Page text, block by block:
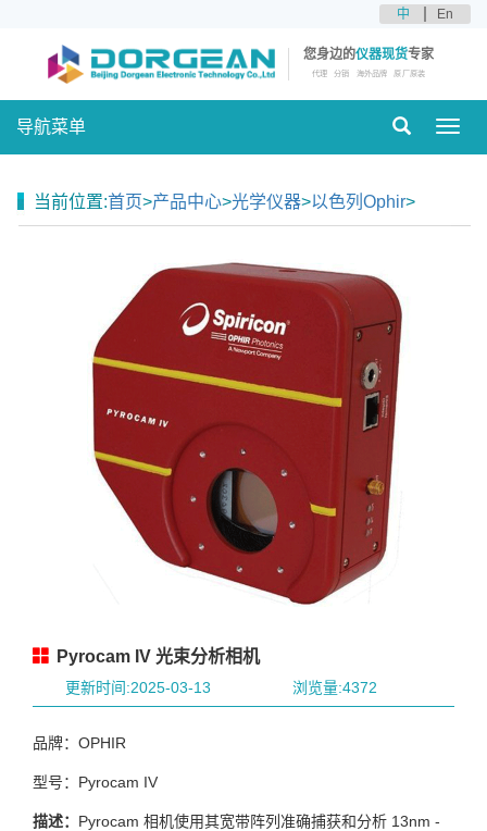
中 En
您身边的仪器现货专家
代理 分销 海外品牌 原厂原装
导航菜单
当前位置:首页>产品中心>光学仪器>以色列Ophir>
Pyrocam IV 光束分析相机
更新时间:2025-03-13 浏览量:4372
品牌：OPHIR
型号：Pyrocam IV
描述： Pyrocam 相机使用其宽带阵列准确捕获和分析 13nm -